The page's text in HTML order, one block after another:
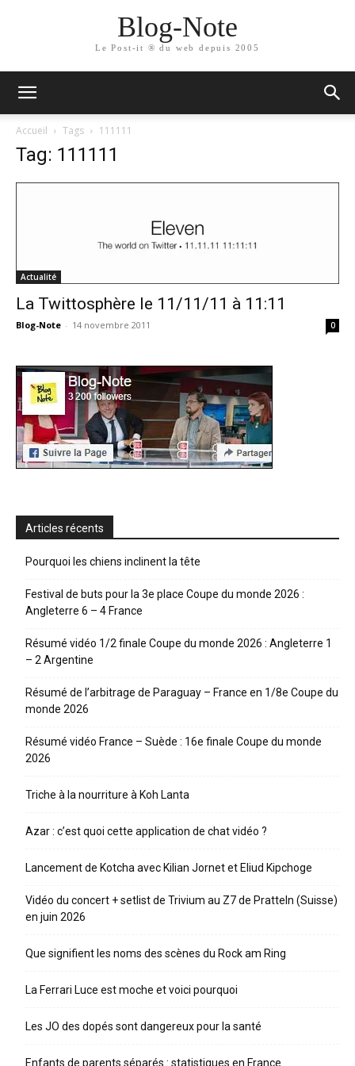
Blog-Note
Le Post-it ® du web depuis 2005
Accueil Tags 111111
Tag: 111111
Actualité
La Twittosphère le 11/11/11 à 11:11
Blog-Note - 14 novembre 2011 0
Articles récents
Pourquoi les chiens inclinent la tête
Festival de buts pour la 3e place Coupe du monde 2026 :
Angleterre 6 – 4 France
Résumé vidéo 1/2 finale Coupe du monde 2026 : Angleterre 1
– 2 Argentine
Résumé de l’arbitrage de Paraguay – France en 1/8e Coupe du
monde 2026
Résumé vidéo France – Suède : 16e finale Coupe du monde
2026
Triche à la nourriture à Koh Lanta
Azar : c’est quoi cette application de chat vidéo ?
Lancement de Kotcha avec Kilian Jornet et Eliud Kipchoge
Vidéo du concert + setlist de Trivium au Z7 de Pratteln (Suisse)
en juin 2026
Que signifient les noms des scènes du Rock am Ring
La Ferrari Luce est moche et voici pourquoi
Les JO des dopés sont dangereux pour la santé
Enfants de parents séparés : statistiques en France